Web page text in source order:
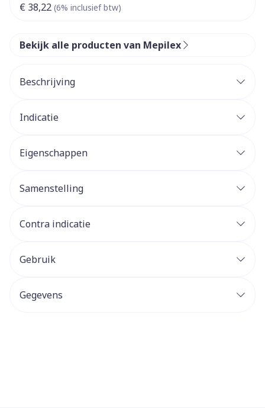
€ 38,22 (6% inclusief btw)
Bekijk alle producten van Mepilex
Beschrijving
Indicatie
Eigenschappen
Samenstelling
Contra indicatie
Gebruik
Gegevens